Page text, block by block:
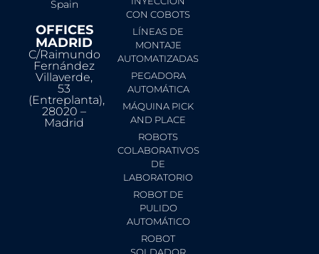
Spain
OFFICES
MADRID
C/Raimundo
Fernández
Villaverde,
53
(Entreplanta),
28020 –
Madrid
CON COBOTS
LÍNEAS DE
MONTAJE
AUTOMATIZADAS
PEGADORA
AUTOMÁTICA
MÁQUINA PICK
AND PLACE
ROBOTS
COLABORATIVOS
DE
LABORATORIO
ROBOT DE
PULIDO
AUTOMÁTICO
ROBOT
SOLDADOR